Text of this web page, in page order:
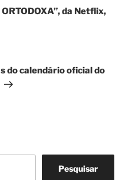
da Netflix,
do calendário oficial do
Pesquisar